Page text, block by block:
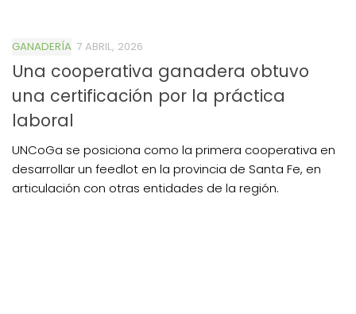
GANADERÍA 7 ABRIL, 2026
Una cooperativa ganadera obtuvo
una certificación por la práctica
laboral
UNCoGa se posiciona como la primera cooperativa en
desarrollar un feedlot en la provincia de Santa Fe, en
articulación con otras entidades de la región.